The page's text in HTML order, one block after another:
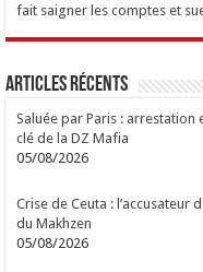
fait saigner les comptes et
Articles Récents
Saluée par Paris : arrestation
clé de la DZ Mafia
05/08/2026
Crise de Ceuta : l’accusateur
du Makhzen
05/08/2026